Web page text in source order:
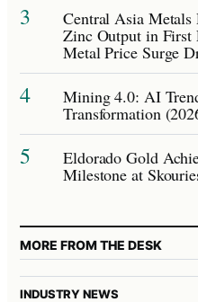
3 Central Asia Metals
Zinc Output in First
Metal Price Surge
4 Mining 4.0: AI
Transformation
5 Eldorado Gold
Milestone at
MORE FROM THE DESK
INDUSTRY NEWS